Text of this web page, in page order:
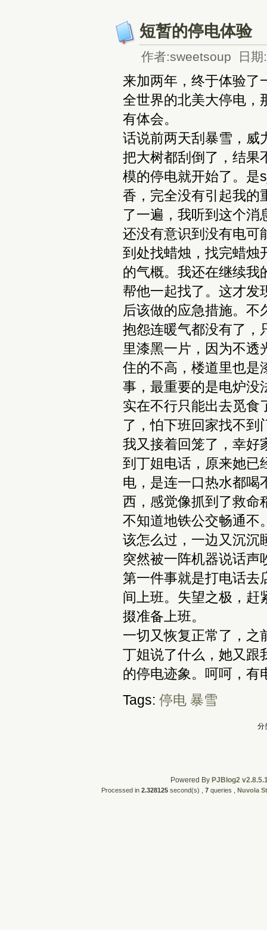
短暂的停电体验
作者:sweetsoup 日期
来加两年，终于体验了
全世界的北美大停电，
有体会。
话说前两天刮暴雪，威
把大树都刮倒了，结果
模的停电就开始了。是
香，完全没有引起我的
了一遍，我听到这个消
还没有意识到没有电可
到处找蜡烛，找完蜡烛
的气概。我还在继续我
帮他一起找了。这才发
后该做的应急措施。不
抱怨连暖气都没有了，
里漆黑一片，因为不透
住的不高，楼道里也是
事，最重要的是电炉没
实在不行只能出去觅食
了，怕下班回家找不到
我又接着回笼了，幸好
到丁姐电话，原来她已
电，是连一口热水都喝
西，感觉像抓到了救命
不知道地铁公交畅通不
该怎么过，一边又沉沉
突然被一阵机器说话声
第一件事就是打电话去
间上班。失望之极，赶
掇准备上班。
一切又恢复正常了，之
丁姐说了什么，她又跟
的停电迹象。呵呵，有
Tags: 停电 暴雪
分
Powered By PJBlog2
Processed in 2.328125 second(s) , 7 queries , Nuvola